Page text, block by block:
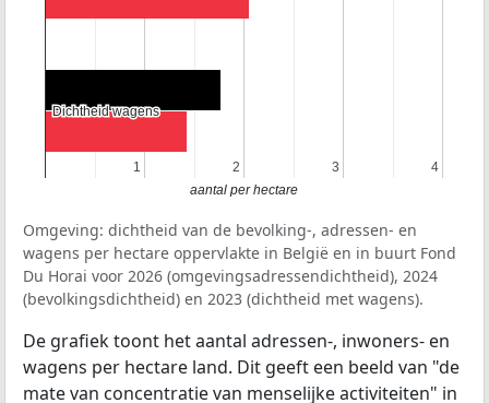
1
1 2
2 3
3 4
4
Dichtheid wagens
Dichtheid wagens
aantal per hectare
Omgeving: dichtheid van de bevolking-, adressen- en
wagens per hectare oppervlakte in België en in buurt Fond
Du Horai voor 2026 (omgevingsadressendichtheid), 2024
(bevolkingsdichtheid) en 2023 (dichtheid met wagens).
De grafiek toont het aantal adressen-, inwoners- en
wagens per hectare land. Dit geeft een beeld van "de
mate van concentratie van menselijke activiteiten" in